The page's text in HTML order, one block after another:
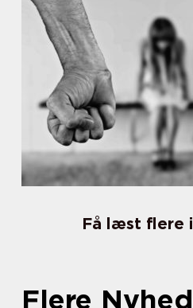
Få læst flere
Flere